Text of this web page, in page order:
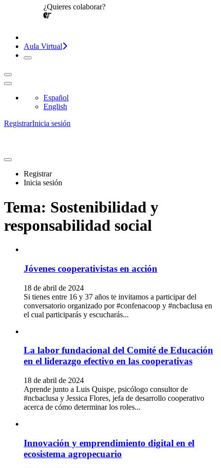
¿Quieres colaborar?
Aula Virtual
Español
English
RegistrarInicia sesión
Registrar
Inicia sesión
Tema: Sostenibilidad y
responsabilidad social
Jóvenes cooperativistas en acción
18 de abril de 2024
Si tienes entre 16 y 37 años te invitamos a participar del
conversatorio organizado por #confenacoop y #ncbaclusa en
el cual participarás y escucharás...
La labor fundacional del Comité de Educación
en el liderazgo efectivo en las cooperativas
18 de abril de 2024
Aprende junto a Luis Quispe, psicólogo consultor de
#ncbaclusa y Jessica Flores, jefa de desarrollo cooperativo
acerca de cómo determinar los roles...
Innovación y emprendimiento digital en el
ecosistema agropecuario